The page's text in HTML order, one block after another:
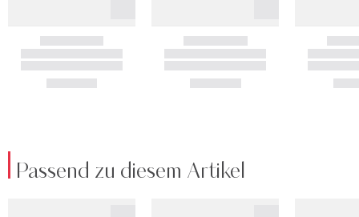
Passend zu diesem Artikel